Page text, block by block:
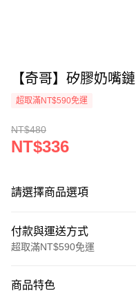
【奇哥】矽膠奶嘴鏈
超取滿NT$590免運
NT$480
NT$336
請選擇商品選項
付款與運送方式
超取滿NT$590免運
信用卡一次付款
商品特色